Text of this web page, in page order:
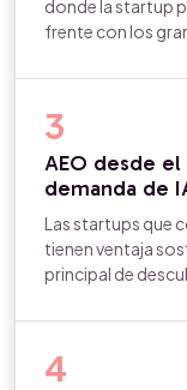
donde la startup
frente con los
3
AEO desde
demanda de
Las startups que
tienen ventaja
principal de
4